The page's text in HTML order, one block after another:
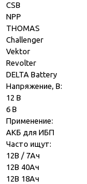
CSB
NPP
THOMAS
Challenger
Vektor
Revolter
DELTA Battery
Напряжение, В:
12 В
6 В
Применение:
АКБ для ИБП
Часто ищут:
12В / 7Ач
12В 40Ач
12В 18Ач